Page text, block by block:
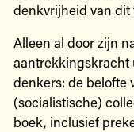
denkvrijheid van dit
Alleen al door zijn
aantrekkingskracht
denkers: de belofte
(socialistische)
boek, inclusief